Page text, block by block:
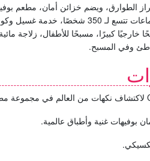
الطوارق، ويضم خزائن أمان، مطعم
مقهى تركي، نادي ليلي، قاعة
كبيرًا، مسبحًا للأطفال، زلاجة
وفي المسبح.
لاكتشاف نكهات من العالم في مجموعة
بوفيهات غنية وأطباق عالمية.